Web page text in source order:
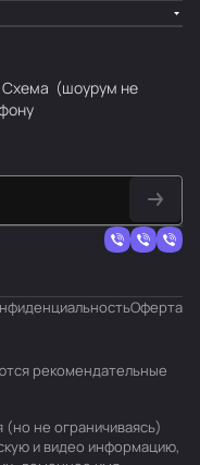
Схема (шоурум не
Оферта
рекомендательные
не ограничиваясь)
и видео информацию,